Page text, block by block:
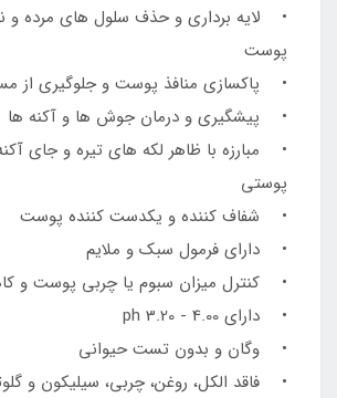
• لایه برداری و حذف سلول های مرده و
پوست
• پاکسازی منافذ پوست و جلوگیری از
• پیشگیری و درمان جوش ها و آکنه ها
• مبارزه با ظاهر لکه های تیره و جای
پوستی
• شفاف کننده و یکدست کننده پوست
• دارای فرمول سبک و ملایم
• کنترل میزان سبوم یا چربی پوست و
• دارای ph 3.20 - 4.00
• وگان و بدون تست حیوانی
• فاقد الکل، روغن، چربی، سیلیکون و